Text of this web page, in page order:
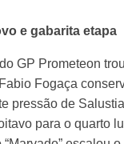
e gabarita etapa
GP Prometeon
Fogaça
pressão de
para o quarto